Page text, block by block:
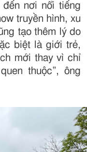
nơi nổi tiếng
truyền hình, xu
tạo thêm lý do
biệt là giới trẻ,
mới thay vì chỉ
thuộc”, ông